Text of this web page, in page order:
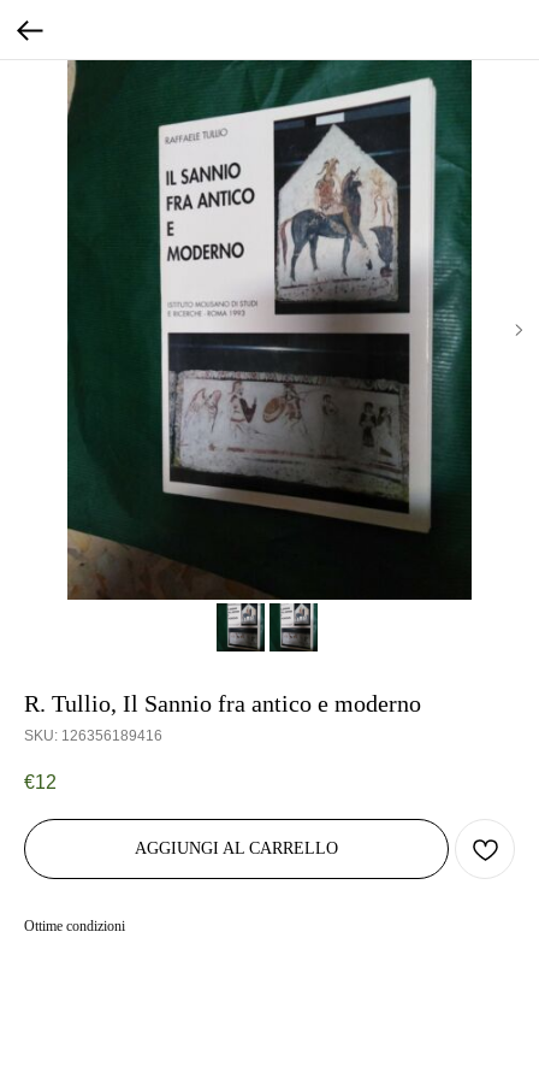
R. Tullio, Il Sannio fra antico e moderno
SKU: 126356189416
€12
AGGIUNGI AL CARRELLO
Ottime condizioni